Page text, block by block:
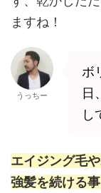
ますね！
うっちー
ボ
日
し
エイジング毛
強髪を続ける